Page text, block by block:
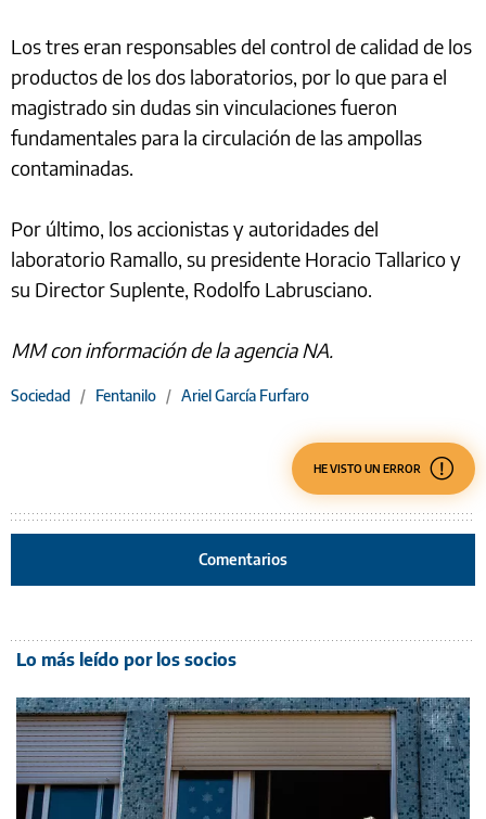
Los tres eran responsables del control de calidad de los
productos de los dos laboratorios, por lo que para el
magistrado sin dudas sin vinculaciones fueron
fundamentales para la circulación de las ampollas
contaminadas.
Por último, los accionistas y autoridades del
laboratorio Ramallo, su presidente Horacio Tallarico y
su Director Suplente, Rodolfo Labrusciano.
MM con información de la agencia NA.
Sociedad / Fentanilo / Ariel García Furfaro
HE VISTO UN ERROR
Comentarios
Lo más leído por los socios